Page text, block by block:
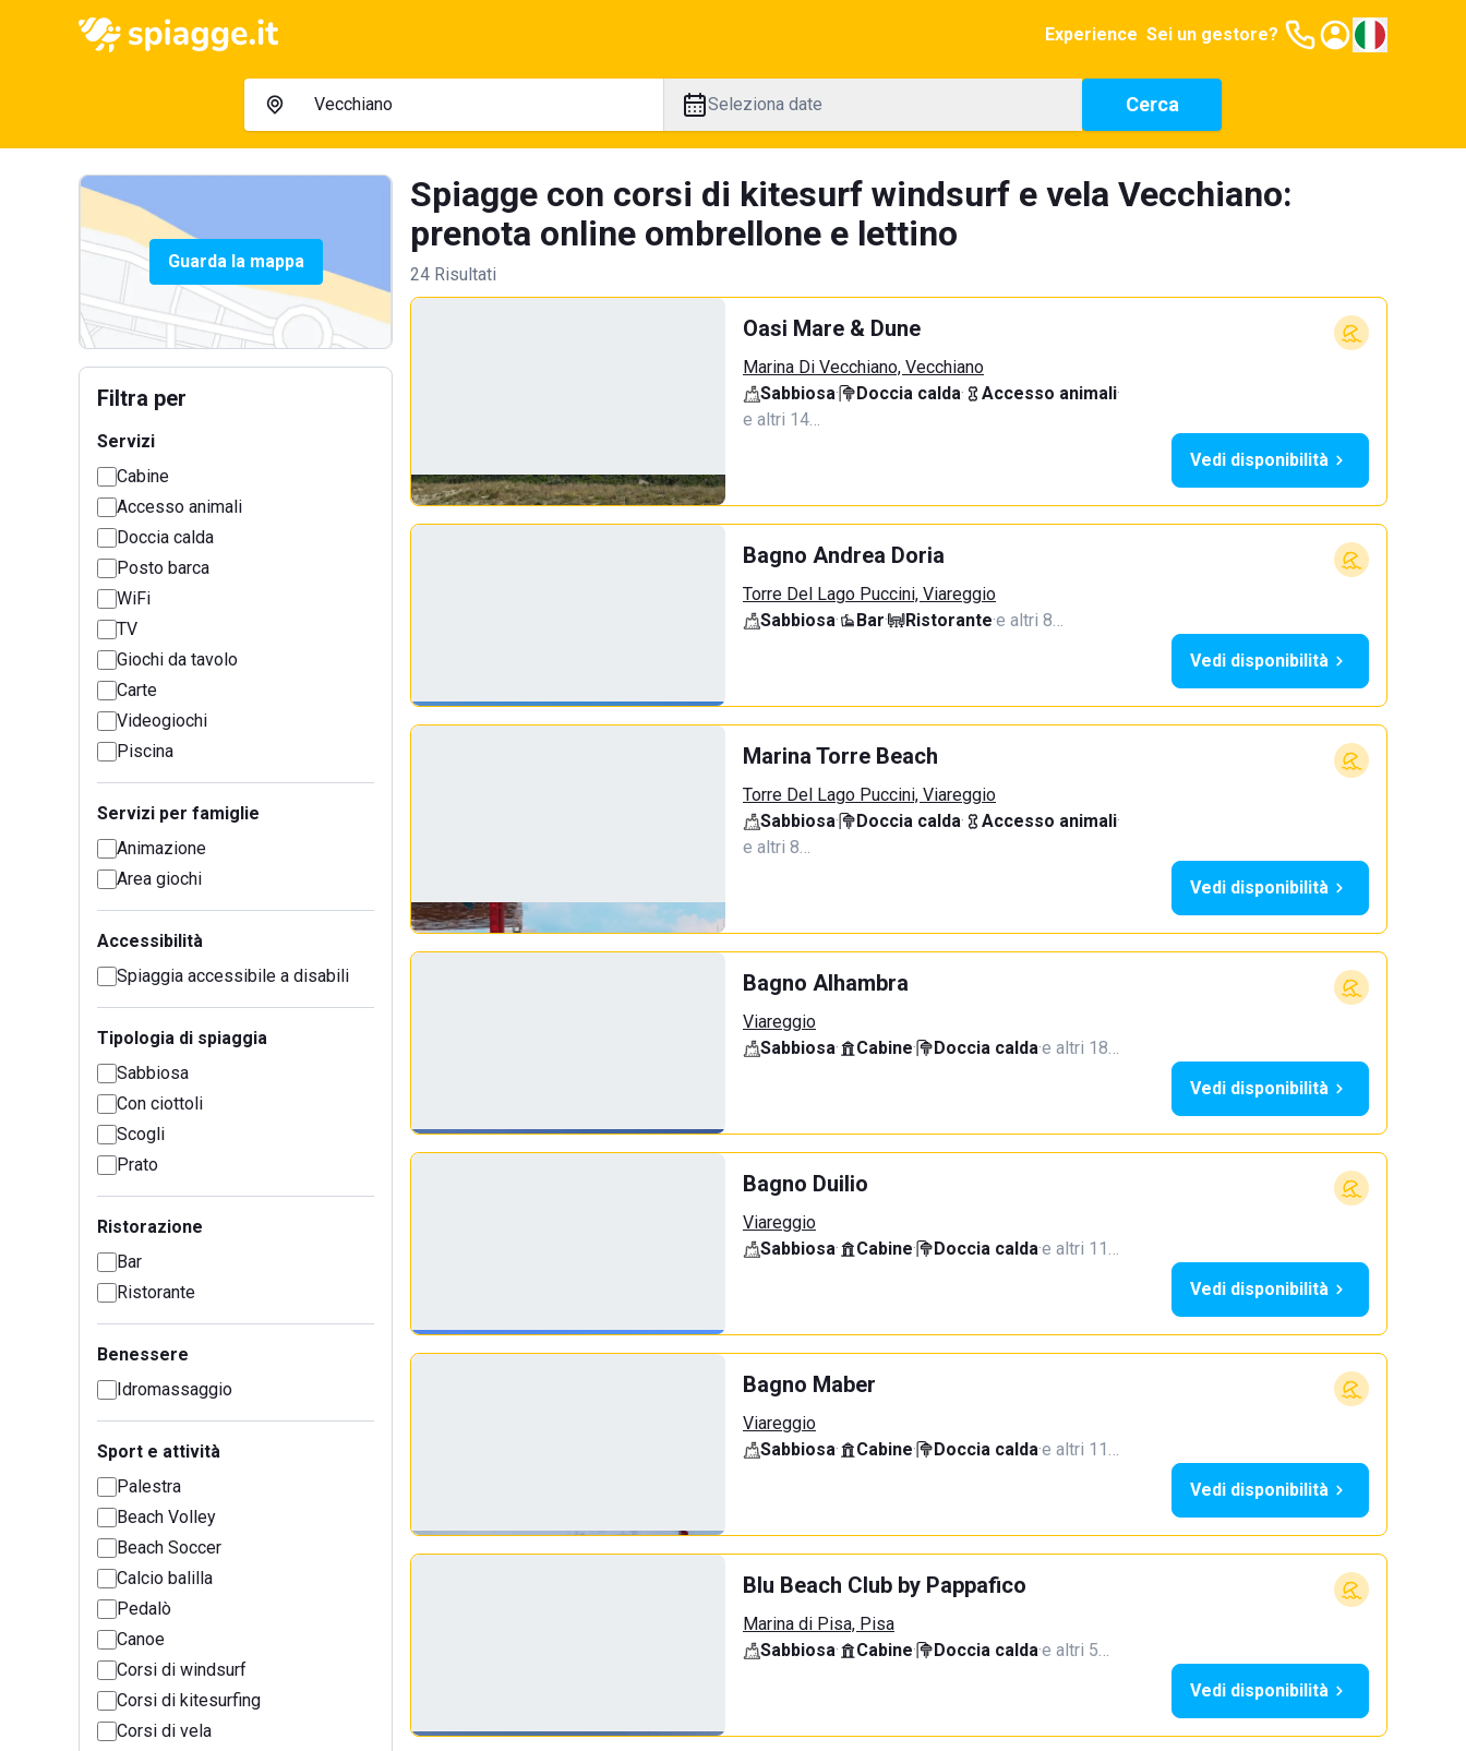
Experience Sei un gestore?
Seleziona date Cerca
Guarda la mappa
Filtra per
Servizi
Cabine
Accesso animali
Doccia calda
Posto barca
WiFi
TV
Giochi da tavolo
Carte
Videogiochi
Piscina
Servizi per famiglie
Animazione
Area giochi
Accessibilità
Spiaggia accessibile a disabili
Tipologia di spiaggia
Sabbiosa
Con ciottoli
Scogli
Prato
Ristorazione
Bar
Ristorante
Benessere
Idromassaggio
Sport e attività
Palestra
Beach Volley
Beach Soccer
Calcio balilla
Pedalò
Canoe
Corsi di windsurf
Corsi di kitesurfing
Corsi di vela
Spiagge con corsi di kitesurf windsurf e vela Vecchiano:
prenota online ombrellone e lettino
24 Risultati
Oasi Mare & Dune
Marina Di Vecchiano, Vecchiano
Sabbiosa· Doccia calda· Accesso animali·
e altri 14…
Vedi disponibilità
Bagno Andrea Doria
Torre Del Lago Puccini, Viareggio
Sabbiosa· Bar· Ristorante·e altri 8…
Vedi disponibilità
Marina Torre Beach
Torre Del Lago Puccini, Viareggio
Sabbiosa· Doccia calda· Accesso animali·
e altri 8…
Vedi disponibilità
Bagno Alhambra
Viareggio
Sabbiosa· Cabine· Doccia calda·e altri 18…
Vedi disponibilità
Bagno Duilio
Viareggio
Sabbiosa· Cabine· Doccia calda·e altri 11…
Vedi disponibilità
Bagno Maber
Viareggio
Sabbiosa· Cabine· Doccia calda·e altri 11…
Vedi disponibilità
Blu Beach Club by Pappafico
Marina di Pisa, Pisa
Sabbiosa· Cabine· Doccia calda·e altri 5…
Vedi disponibilità